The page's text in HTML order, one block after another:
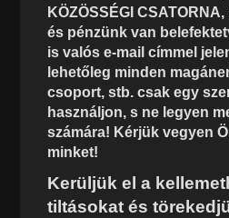
KÖZÖSSÉGI
és pénzünk van
is valós e-mail címmel
lehetőleg minden
csoport, stb. csak egy
használjon, s ne legyen
számára! Kérjük vegyen
minket!
Kerüljük el a
tiltásokat és